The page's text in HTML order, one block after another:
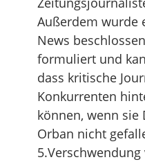
Außerdem wurde
News
formuliert und
dass kritische
Konkurrenten
können, wenn sie
Orban nicht